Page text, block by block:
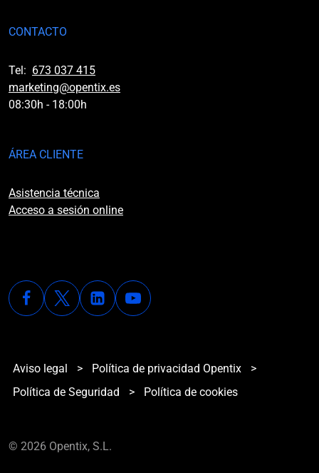
CONTACTO
Tel: 673 037 415
marketing@opentix.es
08:30h - 18:00h
ÁREA CLIENTE
Asistencia técnica
Acceso a sesión online
Aviso legal > Política de privacidad Opentix
>
Política de Seguridad
> Política de cookies
© 2026 Opentix, S.L.